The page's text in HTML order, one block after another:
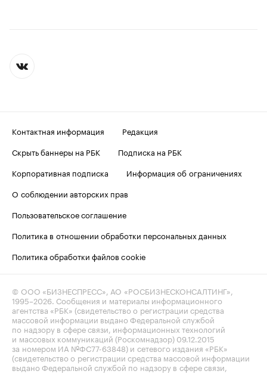
Контактная информация
Редакция
Скрыть баннеры на РБК
Подписка на РБК
Корпоративная подписка
Информация об ограничениях
О соблюдении авторских прав
Пользовательское соглашение
Политика в отношении обработки персональных данных
Политика обработки файлов cookie
© ООО «БИЗНЕСПРЕСС», АО «РОСБИЗНЕСКОНСАЛТИНГ»,
1995–2026. Сообщения и материалы информационного
агентства «РБК» (свидетельство о регистрации средства
массовой информации выдано Федеральной службой
по надзору в сфере связи, информационных технологий
и массовых коммуникаций (Роскомнадзор) 09.12.2015
за номером ИА №ФС77-63848) и сетевого издания «РБК»
(свидетельство о регистрации средства массовой информации
выдано Федеральной службой по надзору в сфере связи,